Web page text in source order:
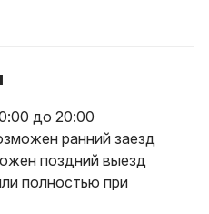
до 20:00
ранний заезд
поздний выезд
полностью при